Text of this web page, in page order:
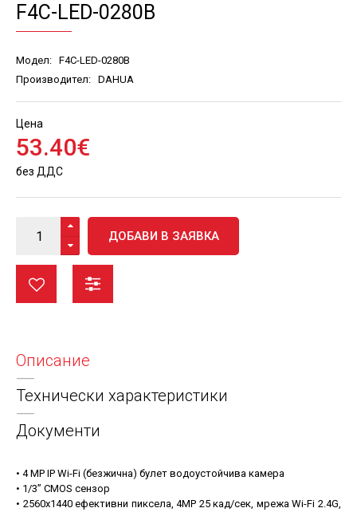
F4C-LED-0280B
Модел: F4C-LED-0280B
Производител: DAHUA
Цена
53.40€
без ДДС
ДОБАВИ В ЗАЯВКА
Описание
Технически характеристики
Документи
• 4 MP IP Wi-Fi (безжична) булет водоустойчива камера
• 1/3” CMOS сензор
• 2560х1440 ефективни пиксела, 4MP 25 кад/сек, мрежа Wi-Fi 2.4G,